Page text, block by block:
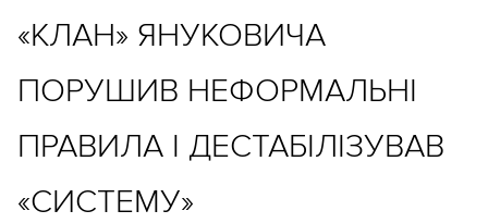
«КЛАН» ЯНУКОВИЧА
ПОРУШИВ НЕФОРМАЛЬНІ
ПРАВИЛА І ДЕСТАБІЛІЗУВАВ
«СИСТЕМУ»